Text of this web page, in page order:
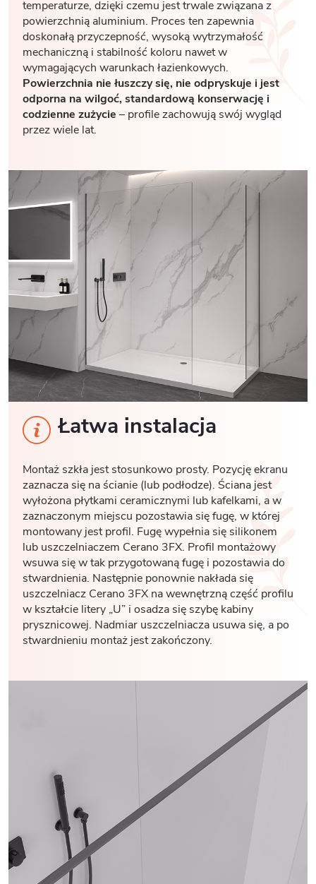
temperaturze, dzięki czemu jest trwale związana z
powierzchnią aluminium. Proces ten zapewnia
doskonałą przyczepność, wysoką wytrzymałość
mechaniczną i stabilność koloru nawet w
wymagających warunkach łazienkowych.
Powierzchnia nie łuszczy się, nie odpryskuje i jest
odporna na wilgoć, standardową konserwację i
codzienne zużycie – profile zachowują swój wygląd
przez wiele lat.
Łatwa instalacja
Montaż szkła jest stosunkowo prosty. Pozycję ekranu
zaznacza się na ścianie (lub podłodze). Ściana jest
wyłożona płytkami ceramicznymi lub kafelkami, a w
zaznaczonym miejscu pozostawia się fugę, w której
montowany jest profil. Fugę wypełnia się silikonem
lub uszczelniaczem Cerano 3FX. Profil montażowy
wsuwa się w tak przygotowaną fugę i pozostawia do
stwardnienia. Następnie ponownie nakłada się
uszczelniacz Cerano 3FX na wewnętrzną część profilu
w kształcie litery „U” i osadza się szybę kabiny
prysznicowej. Nadmiar uszczelniacza usuwa się, a po
stwardnieniu montaż jest zakończony.